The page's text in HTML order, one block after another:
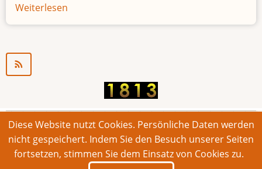
Weiterlesen
Jugendarbeitslosigkeit
© 2026 Bonner Aufruf. Alle Rechte vorbehalten.
Footer
Impressum Kontakt Intern
Diese Website nutzt Cookies. Persönliche Daten werden
nicht gespeichert. Indem Sie den Besuch unserer Seiten
fortsetzen, stimmen Sie dem Einsatz von Cookies zu.